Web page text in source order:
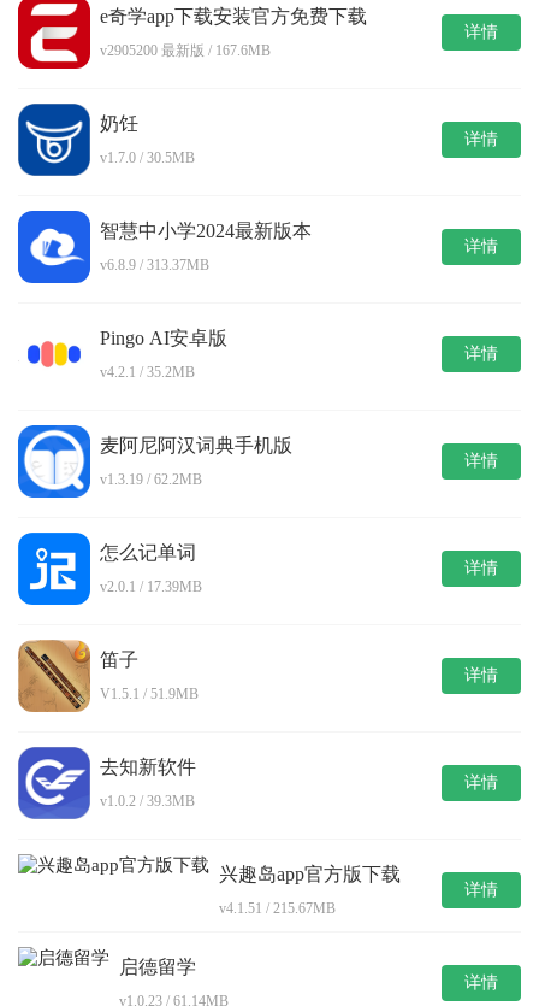
e奇学app下载安装官方免费下载
v2905200 最新版 / 167.6MB
详情
奶饪
v1.7.0 / 30.5MB
详情
智慧中小学2024最新版本
v6.8.9 / 313.37MB
详情
Pingo AI安卓版
v4.2.1 / 35.2MB
详情
麦阿尼阿汉词典手机版
v1.3.19 / 62.2MB
详情
怎么记单词
v2.0.1 / 17.39MB
详情
笛子
V1.5.1 / 51.9MB
详情
去知新软件
v1.0.2 / 39.3MB
详情
兴趣岛app官方版下载
v4.1.51 / 215.67MB
详情
启德留学
v1.0.23 / 61.14MB
详情